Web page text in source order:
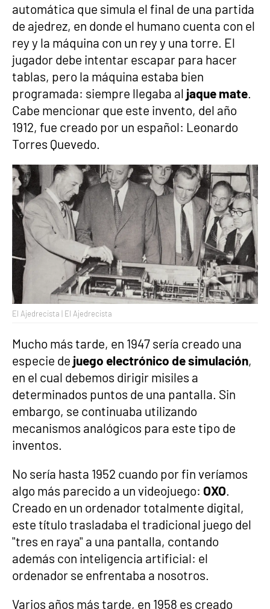
automática que simula el final de una partida
de ajedrez, en donde el humano cuenta con el
rey y la máquina con un rey y una torre. El
jugador debe intentar escapar para hacer
tablas, pero la máquina estaba bien
programada: siempre llegaba al jaque mate.
Cabe mencionar que este invento, del año
1912, fue creado por un español: Leonardo
Torres Quevedo.
El Ajedrecista | El Ajedrecista
Mucho más tarde, en 1947 sería creado una
especie de juego electrónico de simulación,
en el cual debemos dirigir misiles a
determinados puntos de una pantalla. Sin
embargo, se continuaba utilizando
mecanismos analógicos para este tipo de
inventos.
No sería hasta 1952 cuando por fin veríamos
algo más parecido a un videojuego: OXO.
Creado en un ordenador totalmente digital,
este título trasladaba el tradicional juego del
"tres en raya" a una pantalla, contando
además con inteligencia artificial: el
ordenador se enfrentaba a nosotros.
Varios años más tarde, en 1958 es creado